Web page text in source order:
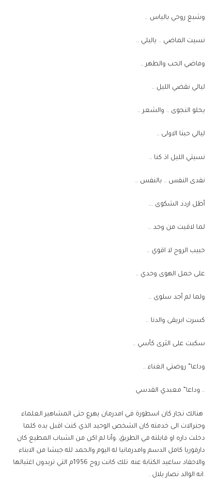
وشبع روحي بالياس ..
نسيت الماضي .. ياليلي ..
وماضي الحب والطهر ..
ليالي نقضي الليل ..
يحلو النجوى .. والشعر ..
ليالي حبنا الاولى ..
نسيتي الليل اذ كنا ..
نفدى النفس .. بالنفس ..
أظل اردد الشكوى …
لما لاقيت من وجد ..
حبيب الروح لا اقوي ..
على حمل الهوى وحدي ..
ولما لم أجد سلوى ..
كسرت ابريقى والدنا ..
سكبت على الثرى كأسي ..
وداعا” روضتي الغناء ..
.. وداعا” معبدي القدسي
هنالك نجار كان اسطورة في امدرمان يهرع حتى المشاهير العلماء
وجنرالات الى خدمته كان الشخص الوحيد الذي كنت اقبل يده كلما
دخلت داره او قابلته في الطريق .وأنا لم اكن من الشباب المطيع كان
دارفوريا كامل الدسم وامدرمانيا له اليوم والحمد لله جيشا من الابناء
والاحفاد ساعيد الكتابة عنه. تلك كانت روح 1956م التي تريدون اغتيالها
.انه الوالد نصار بلال .